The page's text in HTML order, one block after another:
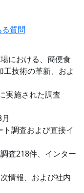
質問
における、簡便食
技術の革新、およ
実施された調査
調査および直接イ
査218件、インター
情報、および社内